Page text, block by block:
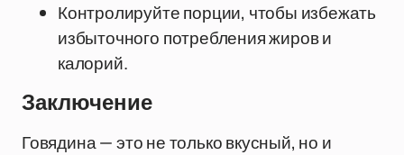
Контролируйте порции, чтобы избежать
избыточного потребления жиров и
калорий.
Заключение
Говядина — это не только вкусный, но и